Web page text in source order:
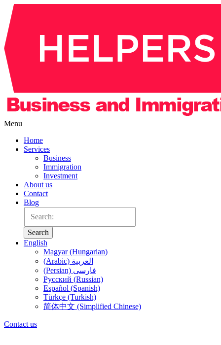
Menu
Home
Services
Business
Immigration
Investment
About us
Contact
Blog
Search
English
Magyar (Hungarian)
(Arabic) العربية
(Persian) فارسی
Русский (Russian)
Español (Spanish)
Türkçe (Turkish)
简体中文 (Simplified Chinese)
Contact us